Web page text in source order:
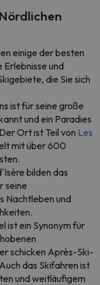
einige der besten
und
die Sie sich
ist für seine große
und ein Paradies
Ort ist Teil von Les
mit über 600
bilden das
seine
Nachtleben und
ist ein Synonym für
schicken Après-Ski-
das Skifahren ist
und weitläufigem